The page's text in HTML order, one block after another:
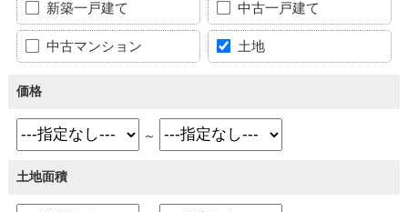
新築一戸建て 中古一戸建て
中古マンション 土地
価格
～
土地面積